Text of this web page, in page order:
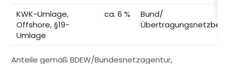
KWK-Umlage,
Offshore, §19-
Umlage
ca. 6 %
Bund/
Anteile gemäß BDEW/Bundesnetzagentur,